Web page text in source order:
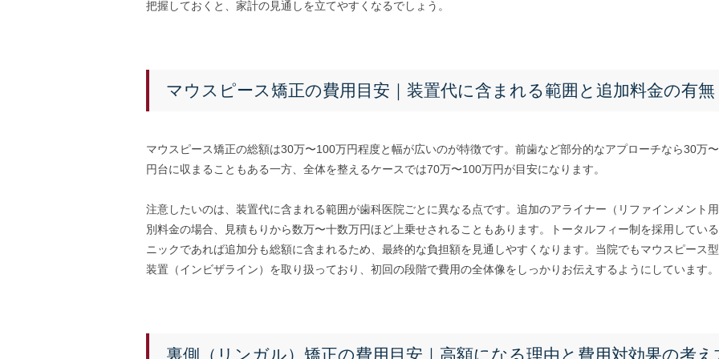
把握しておくと、家計の見通しを立てやすくなるでしょう。
マウスピース矯正の費用目安｜装置代に含まれる範囲と追加料金の有無
マウスピース矯正の総額は30万〜100万円程度と幅が広いのが特徴です。前歯など部分的なアプローチなら30万
円台に収まることもある一方、全体を整えるケースでは70万〜100万円が目安になります。
注意したいのは、装置代に含まれる範囲が歯科医院ごとに異なる点です。追加のアライナー（リファインメント
別料金の場合、見積もりから数万〜十数万円ほど上乗せされることもあります。トータルフィー制を採用してい
ニックであれば追加分も総額に含まれるため、最終的な負担額を見通しやすくなります。当院でもマウスピース
装置（インビザライン）を取り扱っており、初回の段階で費用の全体像をしっかりお伝えするようにしています。
裏側（リンガル）矯正の費用目安｜高額になる理由と費用対効果の考え